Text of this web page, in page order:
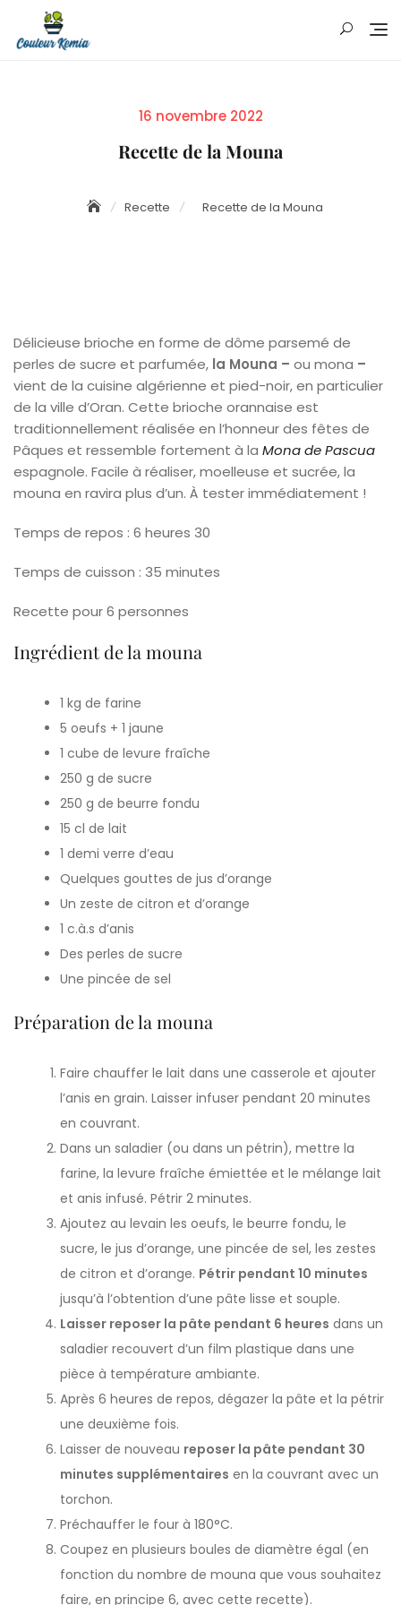
content
Posted
16 novembre 2022
Recette de la Mouna
Recette Recette de la Mouna
Délicieuse brioche en forme de dôme parsemé de
perles de sucre et parfumée, la Mouna – ou mona –
vient de la cuisine algérienne et pied-noir, en particulier
de la ville d’Oran. Cette brioche orannaise est
traditionnellement réalisée en l’honneur des fêtes de
Pâques et ressemble fortement à la Mona de Pascua
espagnole. Facile à réaliser, moelleuse et sucrée, la
mouna en ravira plus d’un. À tester immédiatement !
Temps de repos : 6 heures 30
Temps de cuisson : 35 minutes
Recette pour 6 personnes
Ingrédient de la mouna
1 kg de farine
5 oeufs + 1 jaune
1 cube de levure fraîche
250 g de sucre
250 g de beurre fondu
15 cl de lait
1 demi verre d’eau
Quelques gouttes de jus d’orange
Un zeste de citron et d’orange
1 c.à.s d’anis
Des perles de sucre
Une pincée de sel
Préparation de la mouna
Faire chauffer le lait dans une casserole et ajouter
l’anis en grain. Laisser infuser pendant 20 minutes
en couvrant.
Dans un saladier (ou dans un pétrin), mettre la
farine, la levure fraîche émiettée et le mélange lait
et anis infusé. Pétrir 2 minutes.
Ajoutez au levain les oeufs, le beurre fondu, le
sucre, le jus d’orange, une pincée de sel, les zestes
de citron et d’orange. Pétrir pendant 10 minutes
jusqu’à l’obtention d’une pâte lisse et souple.
Laisser reposer la pâte pendant 6 heures dans un
saladier recouvert d’un film plastique dans une
pièce à température ambiante.
Après 6 heures de repos, dégazer la pâte et la pétrir
une deuxième fois.
Laisser de nouveau reposer la pâte pendant 30
minutes supplémentaires en la couvrant avec un
torchon.
Préchauffer le four à 180°C.
Coupez en plusieurs boules de diamètre égal (en
fonction du nombre de mouna que vous souhaitez
faire, en principe 6, avec cette recette).